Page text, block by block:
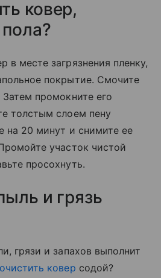
ковер,
в месте загрязнения пленку,
покрытие. Смочите
промокните его
толстым слоем пену
на 20 минут и снимите ее
участок чистой
просохнуть.
и грязь
грязи и запахов выполнит
ковер содой?